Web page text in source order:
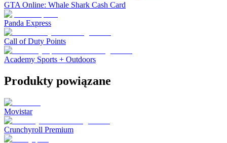
GTA Online: Whale Shark Cash Card
Panda Express
Call of Duty Points
Academy Sports + Outdoors
Produkty powiązane
Movistar
Crunchyroll Premium